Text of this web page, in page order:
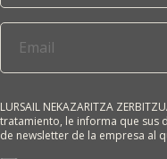
LURSAIL NEKAZARITZA
tratamiento, le informa que sus
de newsletter de la empresa al